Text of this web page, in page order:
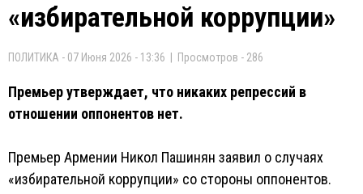
«избирательной коррупции»
ПОЛИТИКА - 07 Июня 2026 - 13:36 | Просмотров - 286
Премьер утверждает, что никаких репрессий в
отношении оппонентов нет.
Премьер Армении Никол Пашинян заявил о случаях
«избирательной коррупции» со стороны оппонентов.